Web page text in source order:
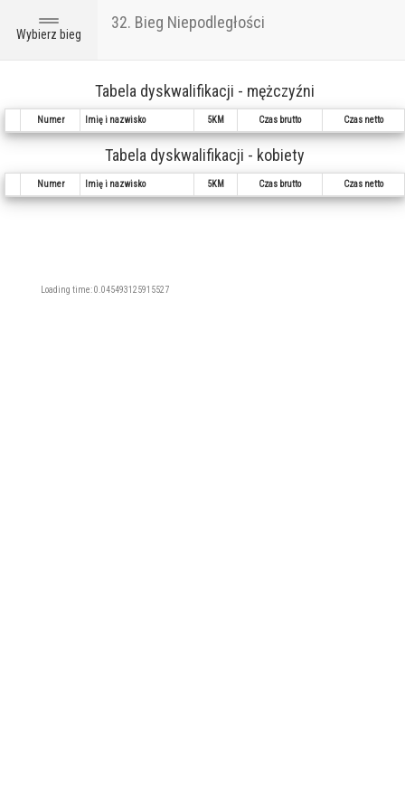
Toggle
navigation
Wybierz bieg
32. Bieg Niepodległości
Tabela dyskwalifikacji - mężczyźni
Numer Imię i nazwisko 5KM Czas brutto Czas netto
Tabela dyskwalifikacji - kobiety
Numer Imię i nazwisko 5KM Czas brutto Czas netto
Loading time: 0.045493125915527